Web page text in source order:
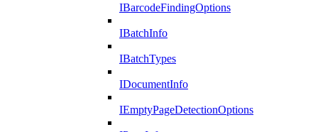
IBarcodeFindingOptions
IBatchInfo
IBatchTypes
IDocumentInfo
IEmptyPageDetectionOptions